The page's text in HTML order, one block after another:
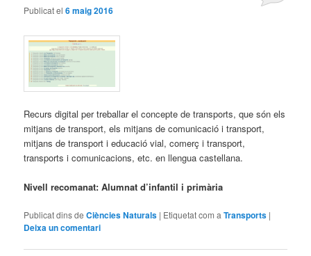
Publicat el6 maig 2016
Recurs digital per treballar el concepte de transports, que són els
mitjans de transport, els mitjans de comunicació i transport,
mitjans de transport i educació vial, comerç i transport,
transports i comunicacions, etc. en llengua castellana.
Nivell recomanat: Alumnat d’infantil i primària
Publicat dins de Ciències Naturals | Etiquetat com aTransports |
Deixa un comentari